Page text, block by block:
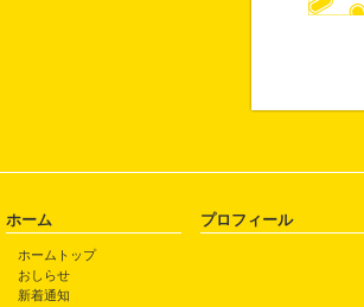
ホーム
ホームトップ
おしらせ
新着通知
プロフィール